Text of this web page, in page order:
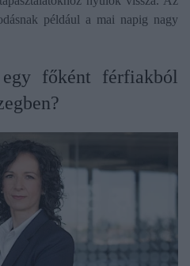
például a mai napig nagy
főként férfiakból